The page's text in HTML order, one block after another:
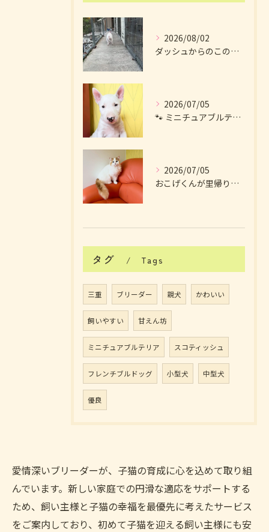
2026/08/02
ダッシュからのこの笑顔😆
2026/07/05
🐾 ミニチュアブルテリアの女の子🐾
2026/07/05
おこげくんが里帰りに来てくれました🤍🧡
タグ Tags
三重 ブリーダー 親犬 かわいい
飼いやすい 甘えん坊
ミニチュアブルテリア スコティッシュ
フレンチブルドッグ 小型犬 中型犬
優良
愛情深いブリーダーが、子猫の育成に心を込めて取り組
んでいます。新しい家庭での円滑な適応をサポートする
ため、飼い主様と子猫の幸福を最優先に考えたサービス
をご案内しており、初めて子猫を迎える飼い主様にも安